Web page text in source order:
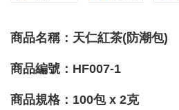
商品名稱：天仁紅茶(防潮包)
商品編號：HF007-1
商品規格：100包 x 2克